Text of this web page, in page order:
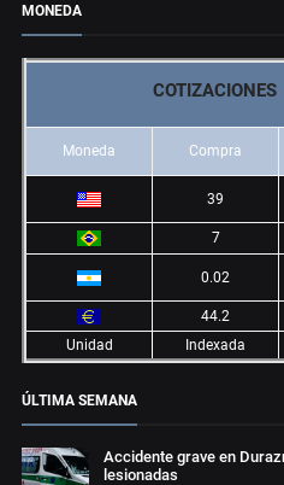
MONEDA
COTIZACIONES
Moneda Compra
39
7
0.02
44.2
Unidad
Indexada
ÚLTIMA SEMANA
Accidente grave en
lesionadas